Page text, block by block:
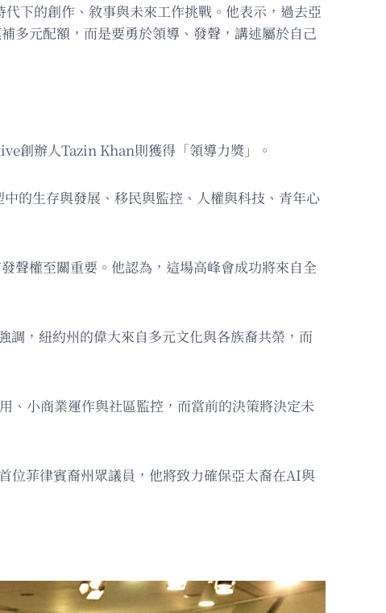
下的創作、敘事與未來工作挑戰。他表示，過去亞
多元配額，而是要勇於領導、發聲，講述屬於自己
創辦人Tazin Khan則獲得「領導力獎」。
的生存與發展、移民與監控、人權與科技、青年心
聲權至關重要。他認為，這場高峰會成功將來自全
，紐約州的偉大來自多元文化與各族裔共榮，而
、小商業運作與社區監控，而當前的決策將決定未
位菲律賓裔州眾議員，他將致力確保亞太裔在AI與